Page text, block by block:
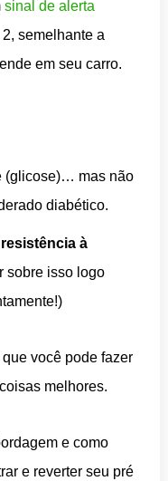
sinal de alerta
semelhante a
em seu carro.
(glicose)… mas não
diabético.
resistência à
sobre isso logo
você pode fazer
melhores.
e como
e reverter seu pré